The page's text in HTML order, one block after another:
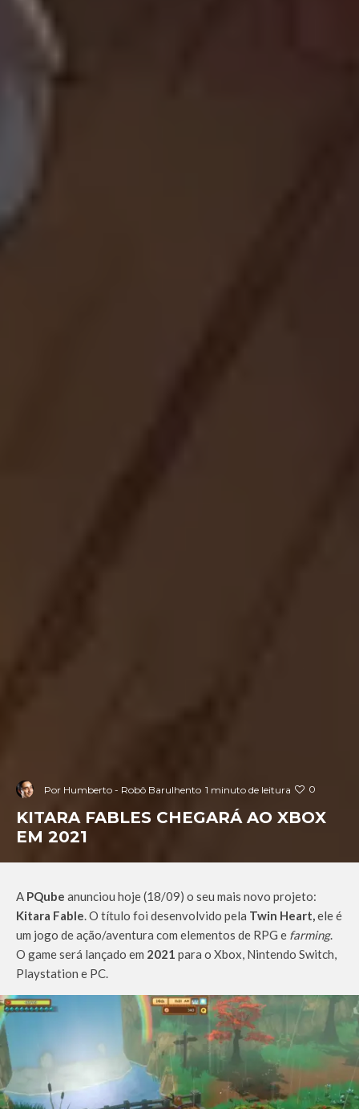
Por Humberto - Robô Barulhento 1 minuto de leitura 0
KITARA FABLES CHEGARÁ AO XBOX
EM 2021
A PQube anunciou hoje (18/09) o seu mais novo projeto:
Kitara Fable. O título foi desenvolvido pela Twin Heart,ele é
um jogo de ação/aventura com elementos de RPG e farming.
O game será lançado em 2021 para o Xbox, Nintendo Switch,
Playstation e PC.